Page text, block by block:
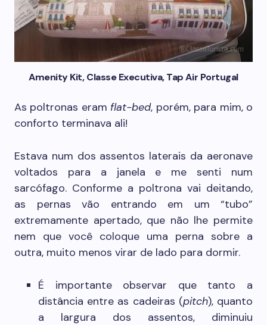
Amenity Kit, Classe Executiva, Tap Air Portugal
As poltronas eram flat-bed, porém, para mim, o
conforto terminava ali!
Estava num dos assentos laterais da aeronave
voltados para a janela e me senti num
sarcófago. Conforme a poltrona vai deitando,
as pernas vão entrando em um “tubo”
extremamente apertado, que não lhe permite
nem que você coloque uma perna sobre a
outra, muito menos virar de lado para dormir.
É importante observar que tanto a
distância entre as cadeiras (pitch), quanto
a largura dos assentos, diminuiu